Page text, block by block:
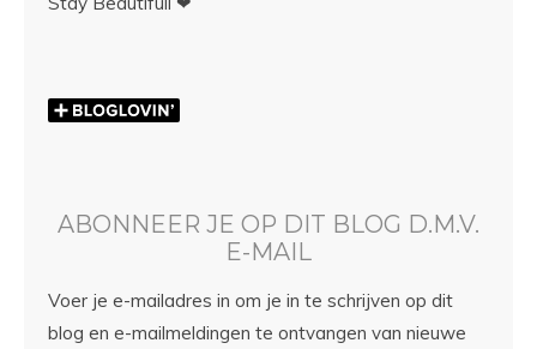
ABONNEER JE OP DIT BLOG D.M.V.
E-MAIL
Voer je e-mailadres in om je in te schrijven op dit
blog en e-mailmeldingen te ontvangen van nieuwe